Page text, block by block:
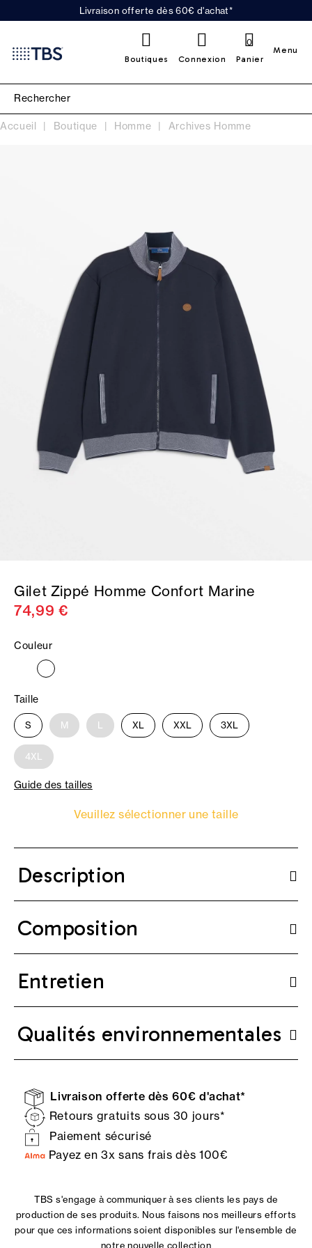
Livraison offerte dès 60€ d'achat*
Boutiques Connexion Panier
0
Menu
Accueil Boutique Homme Archives Homme
Gilet Zippé Homme Confort Marine
74,99 €
Couleur
Taille
S M L XL XXL 3XL
4XL
Guide des tailles
Veuillez sélectionner une taille
Description
Composition
Entretien
Qualités environnementales
Livraison offerte dès 60€ d'achat*
Retours gratuits sous 30 jours*
Paiement sécurisé
Payez en 3x sans frais dès 100€
TBS s'engage à communiquer à ses clients les pays de
production de ses produits. Nous faisons nos meilleurs efforts
pour que ces informations soient disponibles sur l'ensemble de
notre nouvelle collection